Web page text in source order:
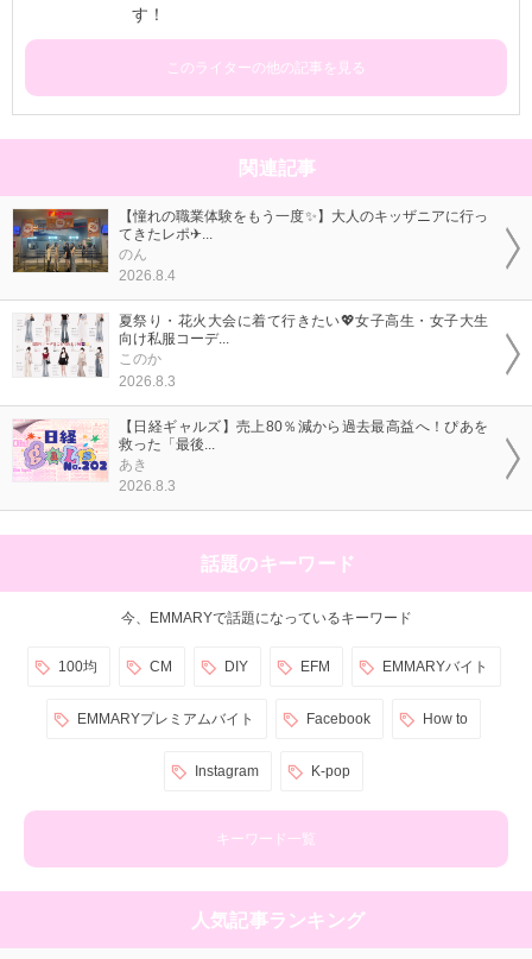
す！
このライターの他の記事を見る
関連記事
【憧れの職業体験をもう一度✨】大人のキッザニアに行っ
てきたレポ✈...
のん
2026.8.4
夏祭り・花火大会に着て行きたい💖女子高生・女子大生
向け私服コーデ...
このか
2026.8.3
【日経ギャルズ】売上80％減から過去最高益へ！ぴあを
救った「最後...
あき
2026.8.3
話題のキーワード
今、EMMARYで話題になっているキーワード
100均 CM DIY EFM EMMARYバイト
EMMARYプレミアムバイト Facebook How to
Instagram K-pop
キーワード一覧
人気記事ランキング